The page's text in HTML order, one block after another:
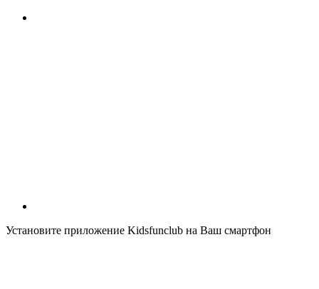
Установите приложение Kidsfunclub на Ваш смартфон